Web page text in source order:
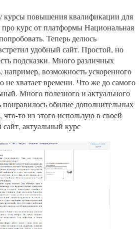
курсы повышения квалификации для
курс от платформы Национальная
Теперь делюсь
удобный сайт. Простой, но
подсказки. Много различных
возможность ускоренного
не хватает времени. Что же до самого
Много полезного и актуального
понравилось обилие дополнительных
то из этого использую в своей
актуальный курс